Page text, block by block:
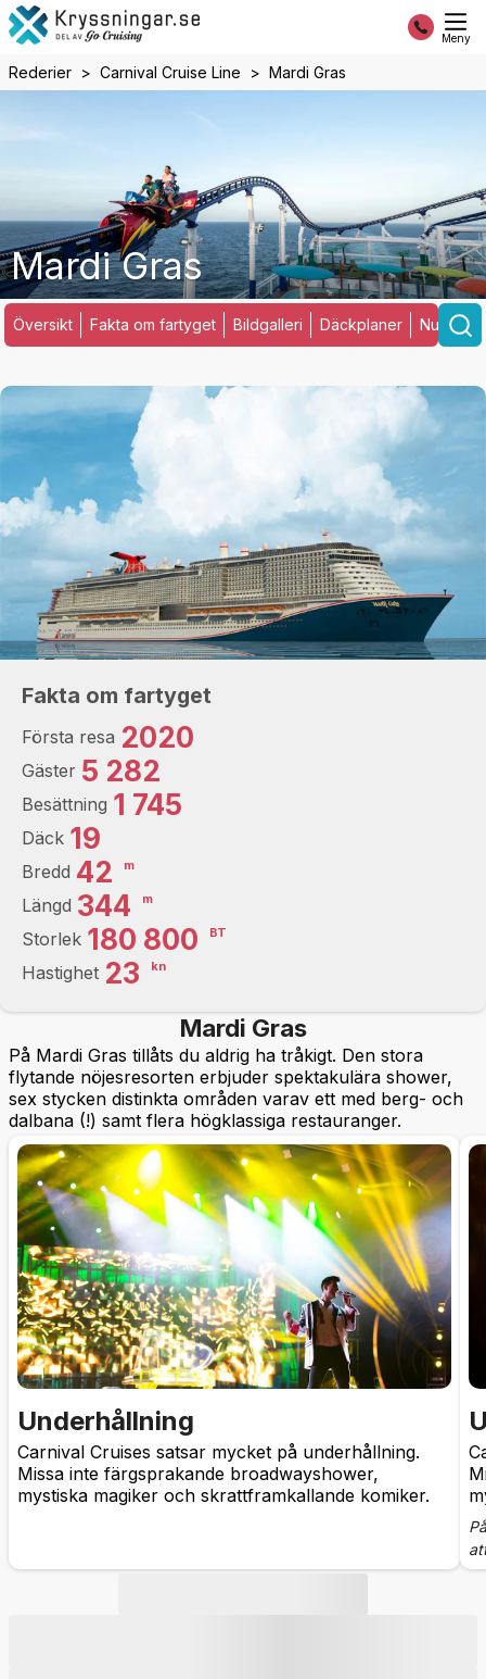
Meny
Rederier Carnival Cruise Line Mardi Gras
Mardi Gras
Översikt Fakta om fartyget Bildgalleri Däckplaner
Fakta om fartyget
Första resa 2020
Gäster 5 282
Besättning 1 745
Däck 19
Bredd 42 m
Längd 344 m
Storlek 180 800 BT
Hastighet 23 kn
Mardi Gras
På Mardi Gras tillåts du aldrig ha tråkigt. Den stora
flytande nöjesresorten erbjuder spektakulära shower,
sex stycken distinkta områden varav ett med berg- och
dalbana (!) samt flera högklassiga restauranger.
Underhållning
Carnival Cruises satsar mycket på underhållning.
Missa inte färgsprakande broadwayshower,
mystiska magiker och skrattframkallande komiker.